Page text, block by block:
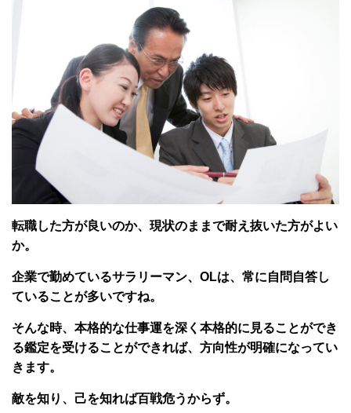
転職した方が良いのか、現状のままで耐え抜いた方がよい
か。
企業で勤めているサラリーマン、OLは、常に自問自答し
ていることが多いですね。
そんな時、本格的な仕事運を深く本格的に見ることができ
る鑑定を受けることができれば、方向性が明確になってい
きます。
敵を知り、己を知れば百戦危うからず。